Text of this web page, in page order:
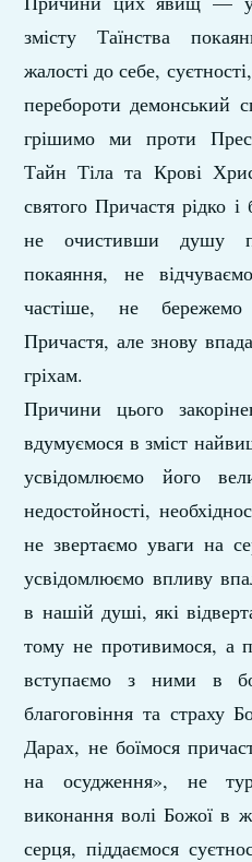
змісту Таїнства
жалості до себе,
перебороти демонський
грішимо ми проти
Тайн Тіла та Крові
святого Причастя рідко і
не очистивши душу
покаяння, не
частіше, не
Причастя, але знову
гріхам.
Причини цього
вдумуємося в зміст
усвідомлюємо його
недостойності,
не звертаємо уваги на
усвідомлюємо впливу
в нашій душі, які
тому не противимося, а
вступаємо з ними в
благоговіння та страху
Дарах, не боїмося
на осудження», не
виконання волі Божої в
серця, піддаємося